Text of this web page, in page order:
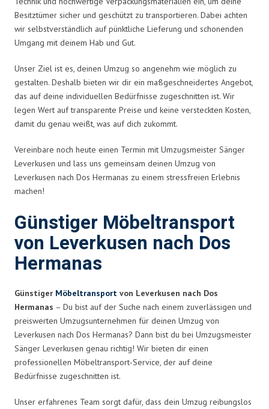
Besitztümer sicher und geschützt zu transportieren. Dabei achten
wir selbstverständlich auf pünktliche Lieferung und schonenden
Umgang mit deinem Hab und Gut.
Unser Ziel ist es, deinen Umzug so angenehm wie möglich zu
gestalten. Deshalb bieten wir dir ein maßgeschneidertes Angebot,
das auf deine individuellen Bedürfnisse zugeschnitten ist. Wir
legen Wert auf transparente Preise und keine versteckten Kosten,
damit du genau weißt, was auf dich zukommt.
Vereinbare noch heute einen Termin mit Umzugsmeister Sänger
Leverkusen und lass uns gemeinsam deinen Umzug von
Leverkusen nach Dos Hermanas zu einem stressfreien Erlebnis
machen!
Günstiger Möbeltransport
von Leverkusen nach Dos
Hermanas
Günstiger Möbeltransport von Leverkusen nach Dos
Hermanas – Du bist auf der Suche nach einem zuverlässigen und
preiswerten Umzugsunternehmen für deinen Umzug von
Leverkusen nach Dos Hermanas? Dann bist du bei Umzugsmeister
Sänger Leverkusen genau richtig! Wir bieten dir einen
professionellen Möbeltransport-Service, der auf deine
Bedürfnisse zugeschnitten ist.
Unser erfahrenes Team sorgt dafür, dass dein Umzug reibungslos